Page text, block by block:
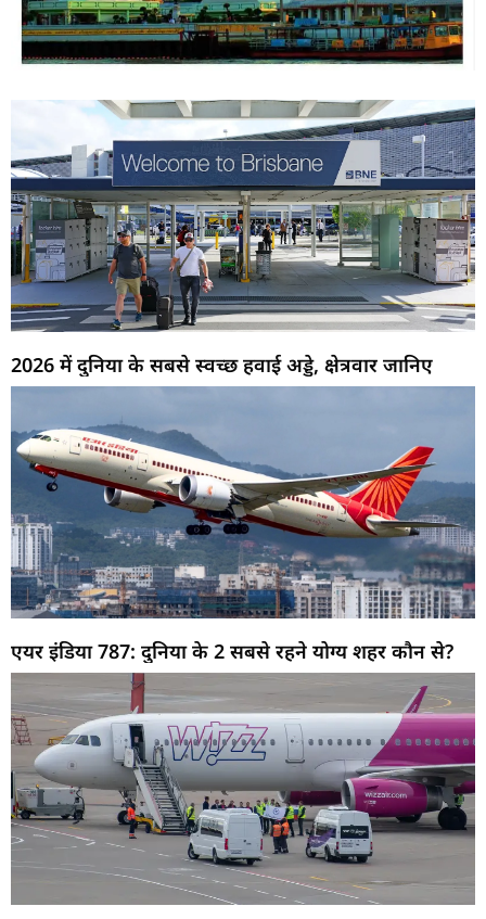
2026 में दुनिया के सबसे स्वच्छ हवाई अड्डे, क्षेत्रवार जानिए
एयर इंडिया 787: दुनिया के 2 सबसे रहने योग्य शहर कौन से?